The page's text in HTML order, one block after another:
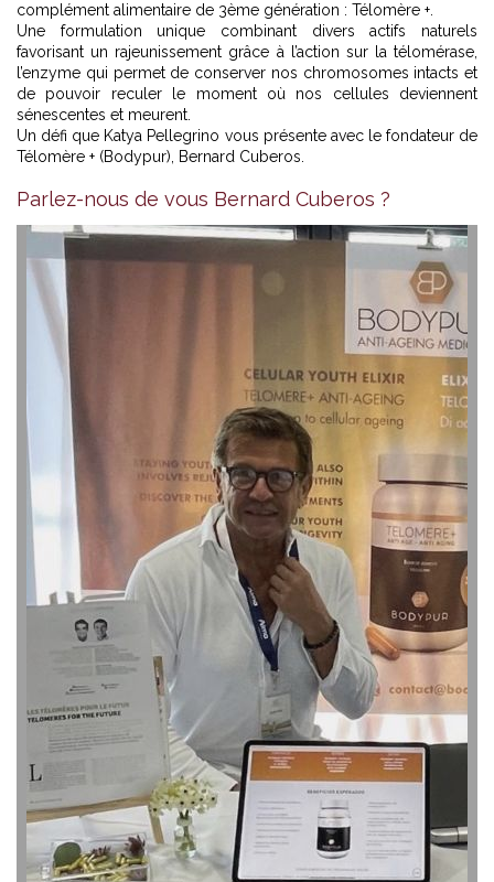
complément alimentaire de 3ème génération : Télomère +.
Une formulation unique combinant divers actifs naturels
favorisant un rajeunissement grâce à l’action sur la télomérase,
l’enzyme qui permet de conserver nos chromosomes intacts et
de pouvoir reculer le moment où nos cellules deviennent
sénescentes et meurent.
Un défi que Katya Pellegrino vous présente avec le fondateur de
Télomère + (Bodypur), Bernard Cuberos.
Parlez-nous de vous Bernard Cuberos ?